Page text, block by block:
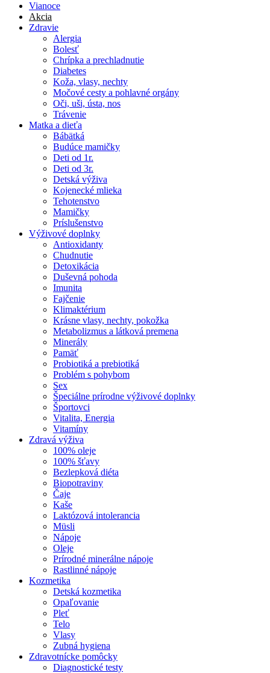
Vianoce
Akcia
Zdravie
Alergia
Bolesť
Chrípka a prechladnutie
Diabetes
Koža, vlasy, nechty
Močové cesty a pohlavné orgány
Oči, uši, ústa, nos
Trávenie
Matka a dieťa
Bábätká
Budúce mamičky
Deti od 1r.
Deti od 3r.
Detská výživa
Kojenecké mlieka
Tehotenstvo
Mamičky
Príslušenstvo
Výživové doplnky
Antioxidanty
Chudnutie
Detoxikácia
Duševná pohoda
Imunita
Fajčenie
Klimaktérium
Krásne vlasy, nechty, pokožka
Metabolizmus a látková premena
Minerály
Pamäť
Probiotiká a prebiotiká
Problém s pohybom
Sex
Špeciálne prírodne výživové doplnky
Športovci
Vitalita, Energia
Vitamíny
Zdravá výživa
100% oleje
100% šťavy
Bezlepková diéta
Biopotraviny
Čaje
Kaše
Laktózová intolerancia
Müsli
Nápoje
Oleje
Prírodné minerálne nápoje
Rastlinné nápoje
Kozmetika
Detská kozmetika
Opaľovanie
Pleť
Telo
Vlasy
Zubná hygiena
Zdravotnícke pomôcky
Diagnostické testy